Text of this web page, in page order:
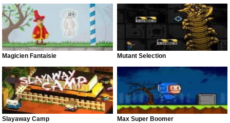
Magicien Fantaisie Mutant Selection
Slayaway Camp Max Super Boomer